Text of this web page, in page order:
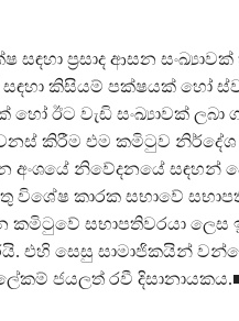
සඳහා ප්‍රසාද ආසන
සඳහා කිසියම් පක්ෂයක් හෝ
හෝ ඊට වැඩි සංඛ්‍යාවක් ලබා
කිරීම එම කමිටුව
අංශයේ නිවේදනයේ සඳහන්
විශේෂ කාරක සභාවේ
කමිටුවේ සභාපතිවරයා ලෙස
එහි සෙසු සාමාජිකයින්
ලේකම් ජයලත් රවී